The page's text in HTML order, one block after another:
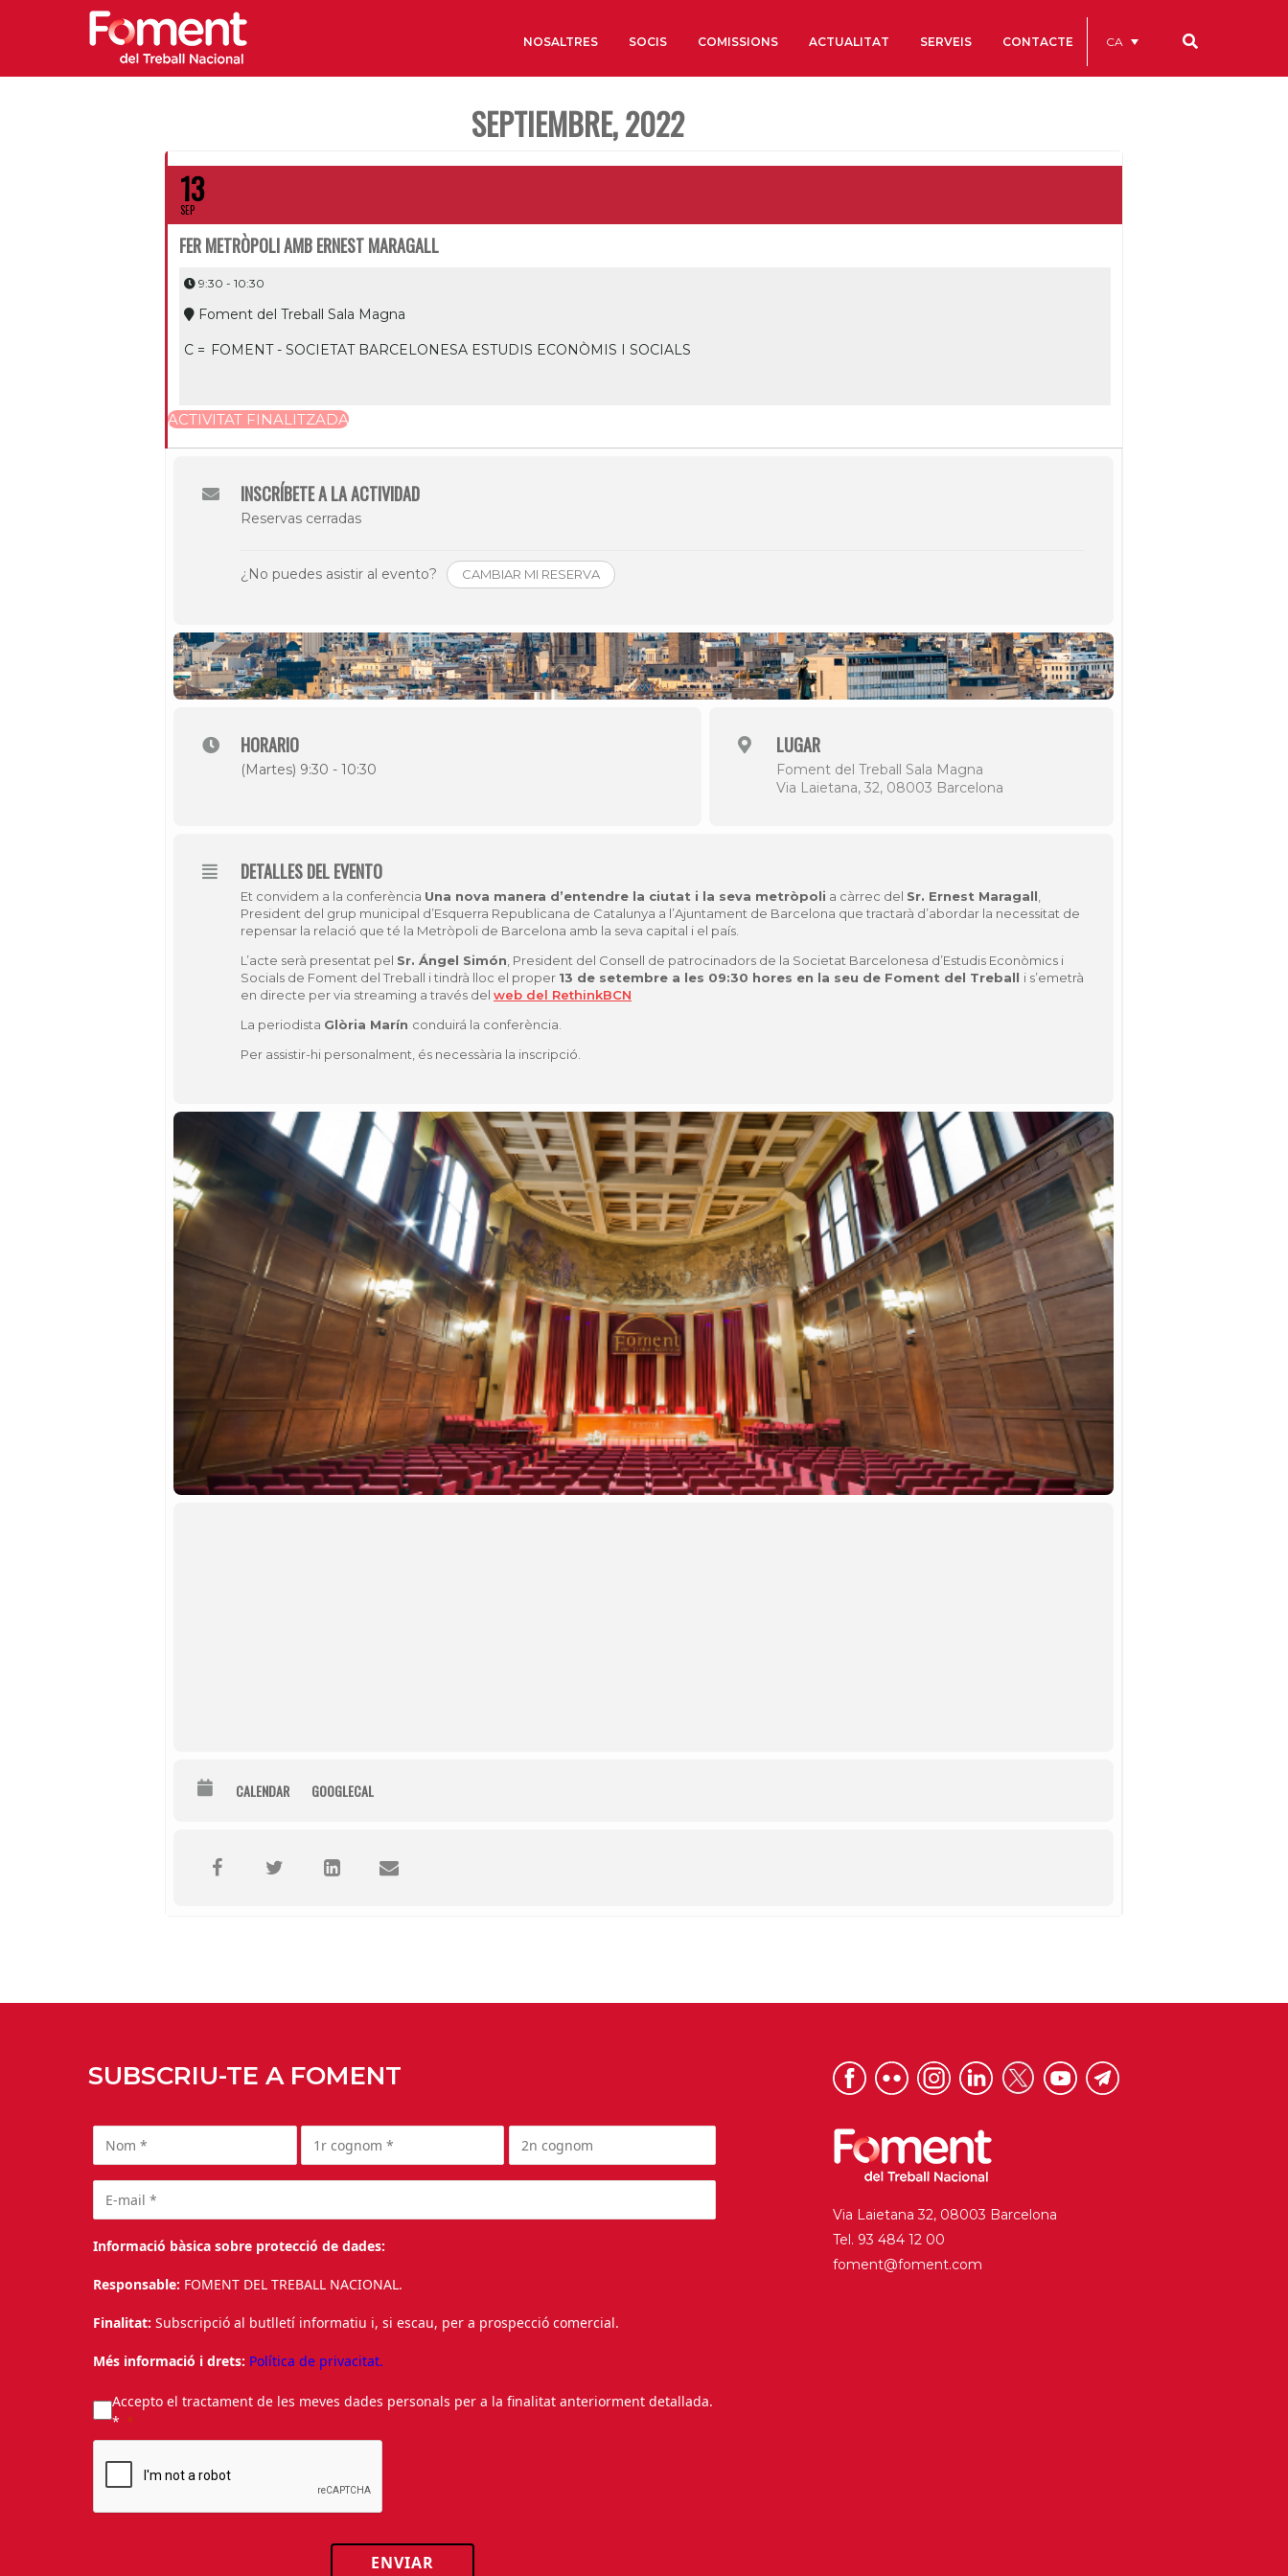
NOSALTRES SOCIS COMISSIONS ACTUALITAT SERVEIS CONTACTE CA
SEPTIEMBRE, 2022
13
SEP
FER METRÒPOLI AMB ERNEST MARAGALL
9:30 - 10:30
Foment del Treball Sala Magna
C = FOMENT - SOCIETAT BARCELONESA ESTUDIS ECONÒMIS I SOCIALS
ACTIVITAT FINALITZADA
INSCRÍBETE A LA ACTIVIDAD
Reservas cerradas
¿No puedes asistir al evento? CAMBIAR MI RESERVA
HORARIO
(Martes) 9:30 - 10:30
LUGAR
Foment del Treball Sala Magna
Via Laietana, 32, 08003 Barcelona
DETALLES DEL EVENTO
Et convidem a la conferència Una nova manera d’entendre la ciutat i la seva metròpoli a càrrec del Sr. Ernest Maragall
President del grup municipal d’Esquerra Republicana de Catalunya a l’Ajuntament de Barcelona que tractarà d’abordar la necessitat de
repensar la relació que té la Metròpoli de Barcelona amb la seva capital i el país.
L’acte serà presentat pel Sr. Ángel Simón , President del Consell de patrocinadors de la Societat Barcelonesa d’Estudis Econòmics i
Socials de Foment del Treball i tindrà lloc el proper 13 de setembre a les 09:30 hores en la seu de Foment del Treball i s’emetrà
en directe per via streaming a través del web del RethinkBCN
La periodista Glòria Marín conduirá la conferència.
Per assistir-hi personalment, és necessària la inscripció.
CALENDAR GOOGLECAL
SUBSCRIU-TE A FOMENT
Informació bàsica sobre protecció de dades:
Responsable: FOMENT DEL TREBALL NACIONAL.
Finalitat: Subscripció al butlletí informatiu i, si escau, per a prospecció comercial.
Més informació i drets: Política de privacitat.
Accepto el tractament de les meves dades personals per a la finalitat anteriorment detallada.
*
ENVIAR
Via Laietana 32, 08003 Barcelona
Tel. 93 484 12 00
foment@foment.com